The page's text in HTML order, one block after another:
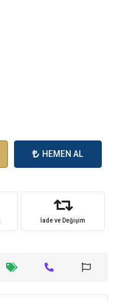
HEMEN AL
İade ve Değişim